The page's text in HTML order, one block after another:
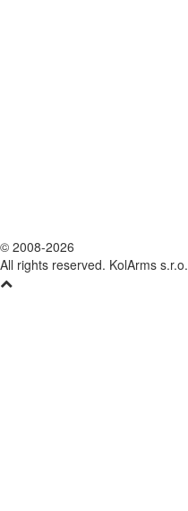
© 2008-2026
All rights reserved. KolArms s.r.o.